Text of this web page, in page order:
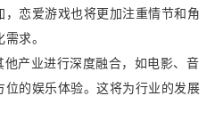
恋爱游戏也将更加注重情节和角
求。
产业进行深度融合，如电影、音
的娱乐体验。这将为行业的发展